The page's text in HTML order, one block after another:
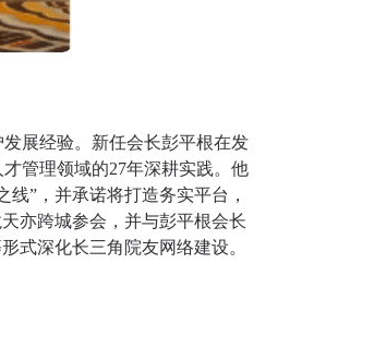
展经验。新任会长彭平根在发
管理领域的27年深耕实践。他
”，并承诺将打造务实平台，
亦跨城参会，并与彭平根会长
式深化长三角院友网络建设。